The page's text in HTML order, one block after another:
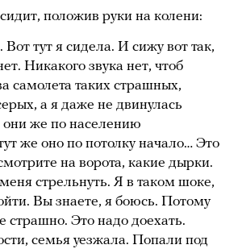
положив руки на колени:
Вот тут я сидела. И сижу вот так,
Никакого звука нет, чтоб
самолета таких страшных,
а я даже не двинулась
же по населению
же оно по потолку начало… Это
на ворота, какие дырки.
стрельнуть. Я в таком шоке,
Вы знаете, я боюсь. Потому
страшно. Это надо доехать.
семья уезжала. Попали под